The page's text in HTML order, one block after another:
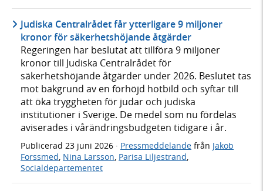
Judiska Centralrådet får ytterligare 9 miljoner
kronor för säkerhetshöjande åtgärder
Regeringen har beslutat att tillföra 9 miljoner
kronor till Judiska Centralrådet för
säkerhetshöjande åtgärder under 2026. Beslutet tas
mot bakgrund av en förhöjd hotbild och syftar till
att öka tryggheten för judar och judiska
institutioner i Sverige. De medel som nu fördelas
aviserades i vårändringsbudgeten tidigare i år.
Publicerad 23 juni 2026 · Pressmeddelande från Jakob
Forssmed, Nina Larsson, Parisa Liljestrand,
Socialdepartementet